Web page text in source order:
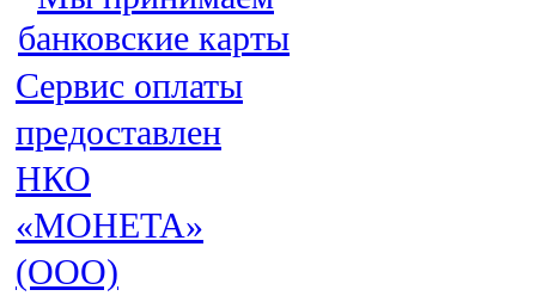
Сервис оплаты
предоставлен
НКО
«МОНЕТА»
(ООО)